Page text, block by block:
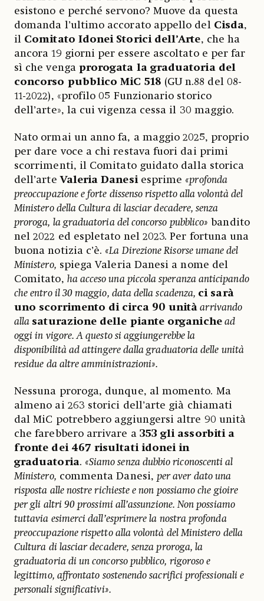
esistono e perché servono? Muove da questa
domanda l’ultimo accorato appello del Cisda,
il Comitato Idonei Storici dell’Arte, che ha
ancora 19 giorni per essere ascoltato e per far
sì che venga prorogata la graduatoria del
concorso pubblico MiC 518 (GU n.88 del 08-
11-2022), «profilo 05 Funzionario storico
dell’arte», la cui vigenza cessa il 30 maggio.
Nato ormai un anno fa, a maggio 2025, proprio
per dare voce a chi restava fuori dai primi
scorrimenti, il Comitato guidato dalla storica
dell’arte Valeria Danesiesprime «profonda
preoccupazione e forte dissenso rispetto alla volontà del
Ministero della Cultura di lasciar decadere, senza
proroga, la graduatoria del concorso pubblico» bandito
nel 2022 ed espletato nel 2023. Per fortuna una
buona notizia c’è. «La Direzione Risorse umane del
Ministero, spiega Valeria Danesi a nome del
Comitato, ha acceso una piccola speranza anticipando
che entro il 30 maggio, data della scadenza, ci sarà
uno scorrimento di circa 90 unità arrivando
alla saturazione delle piante organichead
oggi in vigore. A questo si aggiungerebbe la
disponibilità ad attingere dalla graduatoria delle unità
residue da altre amministrazioni».
Nessuna proroga, dunque, al momento. Ma
almeno ai 263 storici dell’arte già chiamati
dal MiC potrebbero aggiungersi altre 90 unità
che farebbero arrivare a 353 gli assorbiti a
fronte dei 467 risultati idonei in
graduatoria. «Siamo senza dubbio riconoscenti al
Ministero, commenta Danesi, per aver dato una
risposta alle nostre richieste e non possiamo che gioire
per gli altri 90 prossimi all’assunzione. Non possiamo
tuttavia esimerci dall’esprimere la nostra profonda
preoccupazione rispetto alla volontà del Ministero della
Cultura di lasciar decadere, senza proroga, la
graduatoria di un concorso pubblico, rigoroso e
legittimo, affrontato sostenendo sacrifici professionali e
personali significativi».